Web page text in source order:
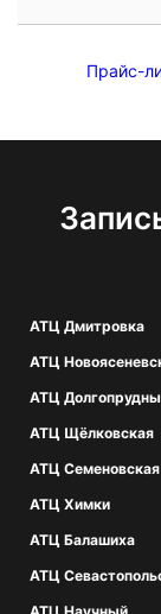
Прайс-
АТЦ Дмитровка
АТЦ
АТЦ
АТЦ Щёлковская
АТЦ Семеновская
АТЦ Химки
АТЦ Балашиха
АТЦ